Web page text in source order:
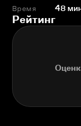
Время 48
Рейтинг